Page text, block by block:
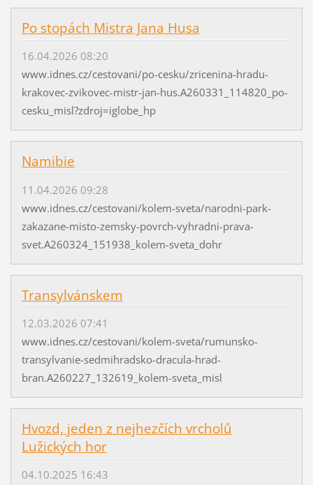
Po stopách Mistra Jana Husa
16.04.2026 08:20
www.idnes.cz/cestovani/po-cesku/zricenina-hradu-
krakovec-zvikovec-mistr-jan-hus.A260331_114820_po-
cesku_misl?zdroj=iglobe_hp
Namibie
11.04.2026 09:28
www.idnes.cz/cestovani/kolem-sveta/narodni-park-
zakazane-misto-zemsky-povrch-vyhradni-prava-
svet.A260324_151938_kolem-sveta_dohr
Transylvánskem
12.03.2026 07:41
www.idnes.cz/cestovani/kolem-sveta/rumunsko-
transylvanie-sedmihradsko-dracula-hrad-
bran.A260227_132619_kolem-sveta_misl
Hvozd, jeden z nejhezčích vrcholů
Lužických hor
04.10.2025 16:43